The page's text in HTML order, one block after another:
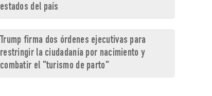
estados del país
Trump firma dos órdenes ejecutivas para
restringir la ciudadanía por nacimiento y
combatir el "turismo de parto"